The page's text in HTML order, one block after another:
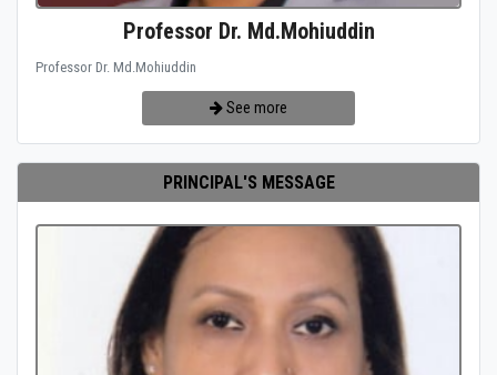
Professor Dr. Md.Mohiuddin
Professor Dr. Md.Mohiuddin
See more
PRINCIPAL'S MESSAGE